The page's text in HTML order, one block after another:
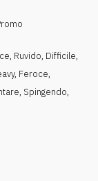
, Ruvido, Difficile,
, Feroce,
, Spingendo,